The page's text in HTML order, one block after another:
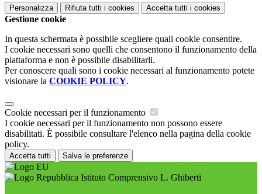
Personalizza Rifiuta tutti i cookies Accetta tutti i cookies
Gestione cookie
In questa schermata è possibile scegliere quali cookie consentire.
I cookie necessari sono quelli che consentono il funzionamento della
piattaforma e non è possibile disabilitarli.
Per conoscere quali sono i cookie necessari al funzionamento potete
visionare la COOKIE POLICY.
Cookie necessari per il funzionamento
I cookie necessari per il funzionamento non possono essere
disabilitati. È possibile consultare l'elenco nella pagina della cookie
policy.
Accetta tutti Salva le preferenze
Istituto Comprensivo L. Ghiberti